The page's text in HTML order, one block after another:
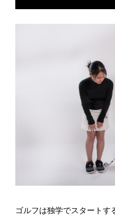
ゴルフは独学でスタート